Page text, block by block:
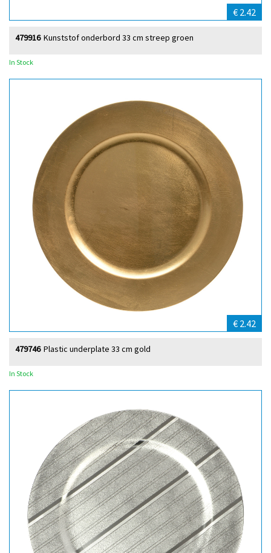
€ 2.42
Kunststof onderbord 33 cm streep groen
479916
In Stock
€ 2.42
Plastic underplate 33 cm gold
479746
In Stock